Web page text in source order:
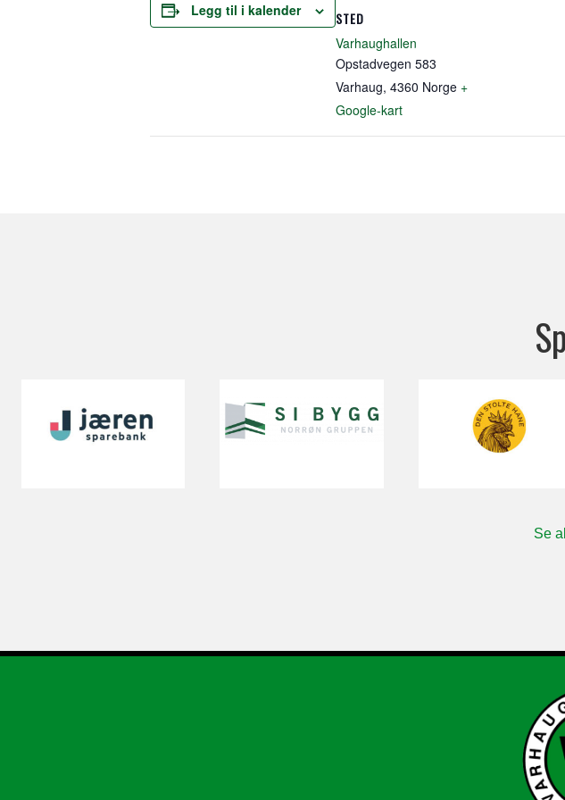
Legg til i kalender STED
Varhaughallen
Opstadvegen 583
Varhaug, 4360 Norge +
Google-kart
Se